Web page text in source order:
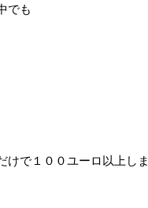
でも
けで１００ユーロ以上しま